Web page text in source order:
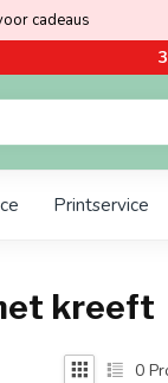
cadeaus
Printservice
kreeft
0